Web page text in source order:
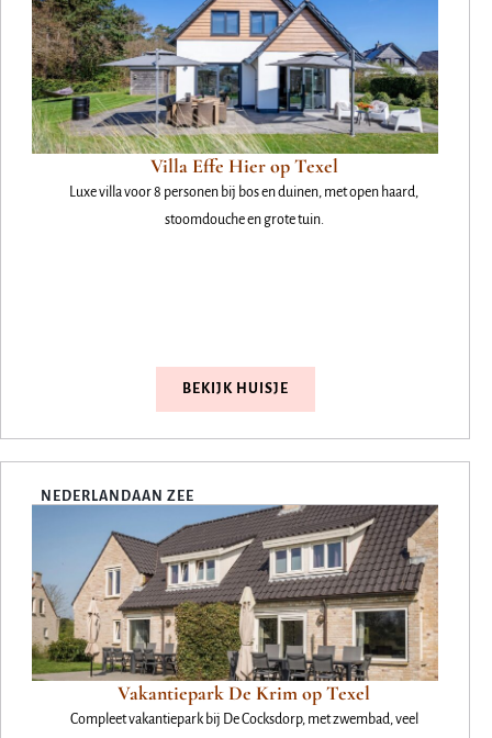
Villa Effe Hier op Texel
Luxe villa voor 8 personen bij bos en duinen, met open haard,
stoomdouche en grote tuin.
BEKIJK HUISJE
NEDERLANDAAN ZEE
Vakantiepark De Krim op Texel
Compleet vakantiepark bij De Cocksdorp, met zwembad, veel